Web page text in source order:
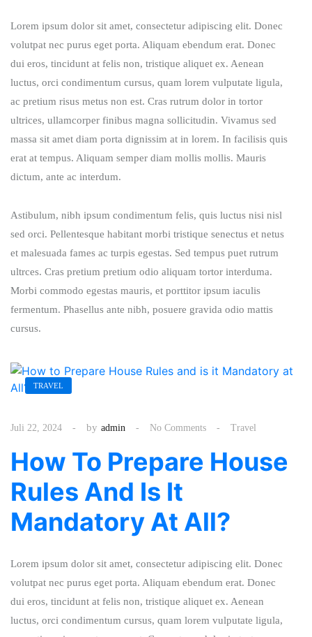
Lorem ipsum dolor sit amet, consectetur adipiscing elit. Donec
volutpat nec purus eget porta. Aliquam ebendum erat. Donec
dui eros, tincidunt at felis non, tristique aliquet ex. Aenean
luctus, orci condimentum cursus, quam lorem vulputate ligula,
ac pretium risus metus non est. Cras rutrum dolor in tortor
ultrices, ullamcorper finibus magna sollicitudin. Vivamus sed
massa sit amet diam porta dignissim at in lorem. In facilisis quis
erat at tempus. Aliquam semper diam mollis mollis. Mauris
dictum, ante ac interdum.
Astibulum, nibh ipsum condimentum felis, quis luctus nisi nisl
sed orci. Pellentesque habitant morbi tristique senectus et netus
et malesuada fames ac turpis egestas. Sed tempus puet rutrum
ultrces. Cras pretium pretium odio aliquam tortor interduma.
Morbi commodo egestas mauris, et porttitor ipsum iaculis
fermentum. Phasellus ante nibh, posuere gravida odio mattis
cursus.
TRAVEL
Juli 22, 2024 by admin No Comments Travel
How To Prepare House
Rules And Is It
Mandatory At All?
Lorem ipsum dolor sit amet, consectetur adipiscing elit. Donec
volutpat nec purus eget porta. Aliquam ebendum erat. Donec
dui eros, tincidunt at felis non, tristique aliquet ex. Aenean
luctus, orci condimentum cursus, quam lorem vulputate ligula,